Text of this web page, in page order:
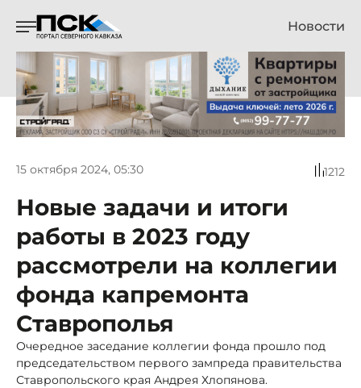
Новости
15 октября 2024, 05:30 1212
Новые задачи и итоги
работы в 2023 году
рассмотрели на коллегии
фонда капремонта
Ставрополья
Очередное заседание коллегии фонда прошло под
председательством первого зампреда правительства
Ставропольского края Андрея Хлопянова.